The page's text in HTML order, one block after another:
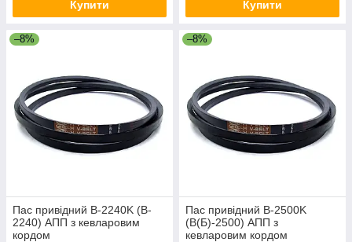
Купити Купити
–8%
Пас привідний B-2240K (B-
2240) АПП з кевларовим
кордом
–8%
Пас привідний B-2500K
(B(Б)-2500) АПП з
кевларовим кордом